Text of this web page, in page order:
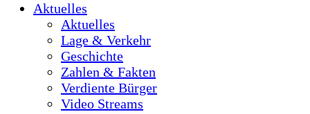
Aktuelles
Aktuelles
Lage & Verkehr
Geschichte
Zahlen & Fakten
Verdiente Bürger
Video Streams